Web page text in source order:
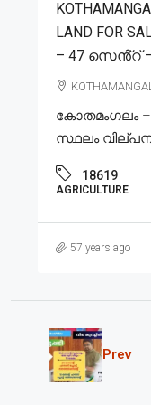
LAND FOR
– 47 സെൻ്റ്
കോതമംഗലം –
സ്ഥലം
18619
AGRICULTURE
57 years ago
Prev